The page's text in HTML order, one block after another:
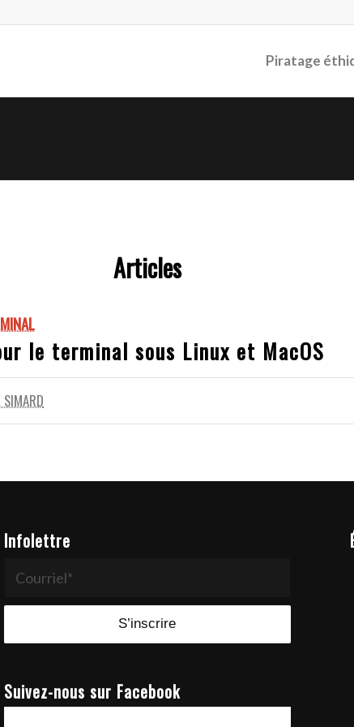
Piratage
Articles
le terminal sous Linux et MacOS
SIMARD
Infolettre
Suivez-nous sur Facebook